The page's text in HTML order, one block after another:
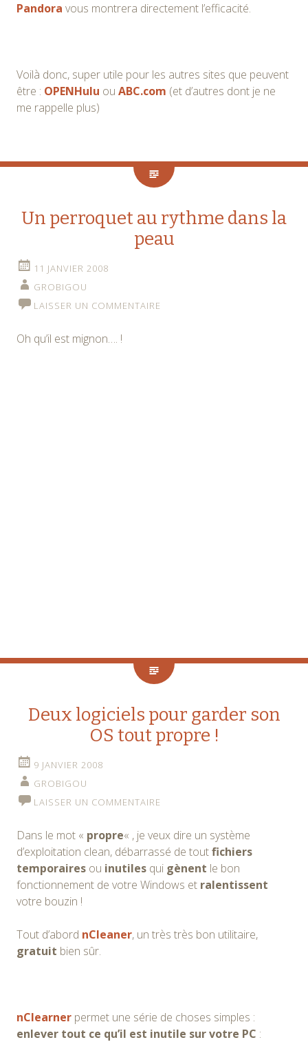
Pandora vous montrera directement l’efficacité.
Voilà donc, super utile pour les autres sites que peuvent
être : OPENHulu ou ABC.com (et d’autres dont je ne
me rappelle plus)
Un perroquet au rythme dans la
peau
11 JANVIER 2008
GROBIGOU
LAISSER UN COMMENTAIRE
Oh qu’il est mignon…. !
Deux logiciels pour garder son
OS tout propre !
9 JANVIER 2008
GROBIGOU
LAISSER UN COMMENTAIRE
Dans le mot « propre« , je veux dire un système
d’exploitation clean, débarrassé de toutfichiers
temporaires ou inutiles qui gènent le bon
fonctionnement de votre Windows et ralentissent
votre bouzin !
Tout d’abord nCleaner, un très très bon utilitaire,
gratuit bien sûr.
nClearner permet une série de choses simples :
enlever tout ce qu’il est inutile sur votre PC :